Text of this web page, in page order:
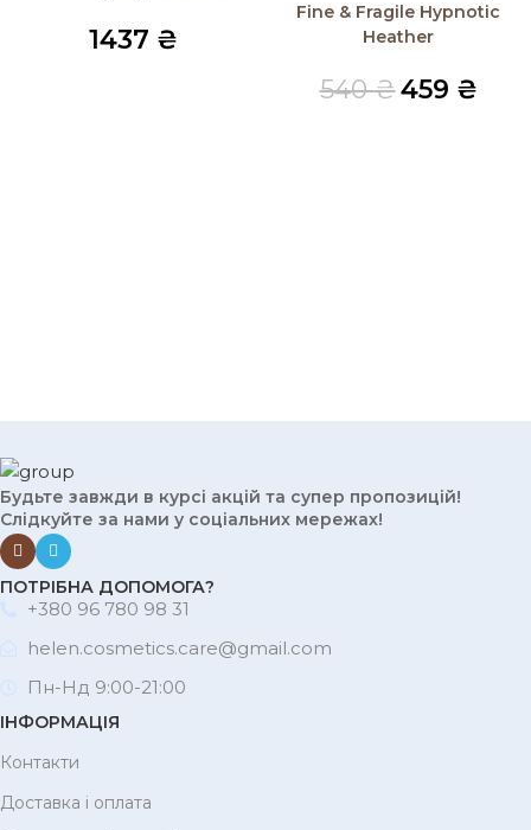
1437 ₴
Fine & Fragile Hypnotic
Heather
540₴459 ₴
Будьте завжди в курсі акцій та супер пропозицій!
Слідкуйте за нами у соціальних мережах!
ПОТРІБНА ДОПОМОГА?
+380 96 780 98 31
helen.cosmetics.care@gmail.com
Пн-Нд 9:00-21:00
ІНФОРМАЦІЯ
Контакти
Доставка і оплата